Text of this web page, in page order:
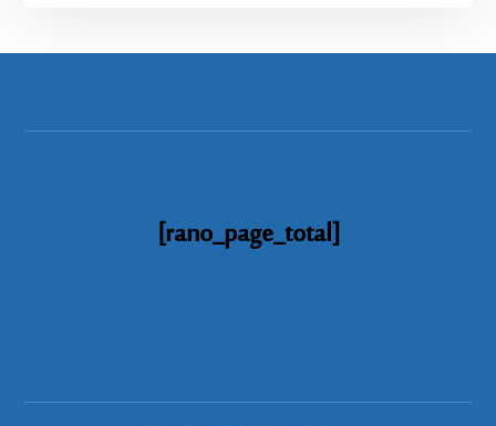
[rano_page_total]